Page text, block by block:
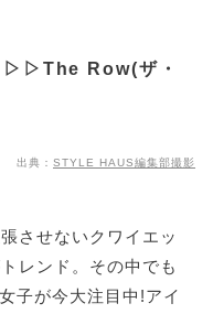
▷▷The Row(ザ・
出典： STYLE HAUS編集部撮影
させないクワイエッ
レンド。その中でも
子が今大注目中!アイ